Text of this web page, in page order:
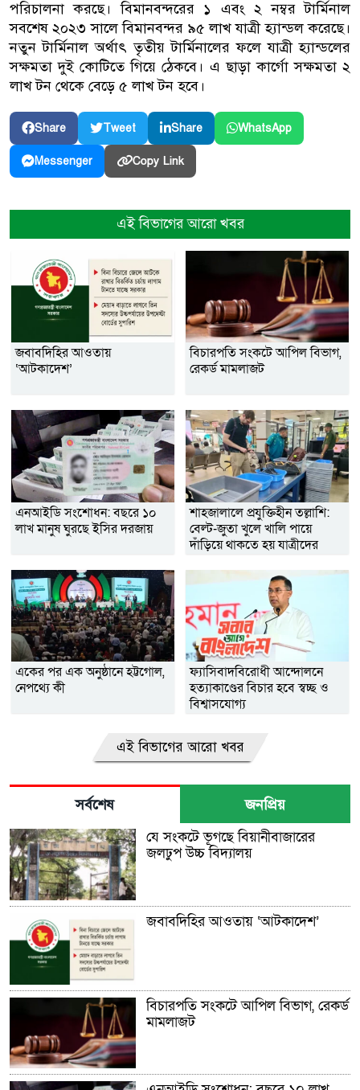
পরিচালনা করছে। বিমানবন্দরের ১ এবং ২ নম্বর টার্মিনাল
সবশেষ ২০২৩ সালে বিমানবন্দর ৯৫ লাখ যাত্রী হ্যান্ডল করেছে।
নতুন টার্মিনাল অর্থাৎ তৃতীয় টার্মিনালের ফলে যাত্রী হ্যান্ডলের
সক্ষমতা দুই কোটিতে গিয়ে ঠেকবে। এ ছাড়া কার্গো সক্ষমতা ২
লাখ টন থেকে বেড়ে ৫ লাখ টন হবে।
Share Tweet Share WhatsApp
Messenger Copy Link
এই বিভাগের আরো খবর
জবাবদিহির আওতায়
‘আটকাদেশ’
বিচারপতি সংকটে আপিল বিভাগ,
রেকর্ড মামলাজট
এনআইডি সংশোধন: বছরে ১০
লাখ মানুষ ঘুরছে ইসির দরজায়
শাহজালালে প্রযুক্তিহীন তল্লাশি:
বেল্ট-জুতা খুলে খালি পায়ে
দাঁড়িয়ে থাকতে হয় যাত্রীদের
একের পর এক অনুষ্ঠানে হট্টগোল,
নেপথ্যে কী
ফ্যাসিবাদবিরোধী আন্দোলনে
হত্যাকাণ্ডের বিচার হবে স্বচ্ছ ও
বিশ্বাসযোগ্য
এই বিভাগের আরো খবর
সর্বশেষ জনপ্রিয়
যে সংকটে ভূগছে বিয়ানীবাজারের
জলঢুপ উচ্চ বিদ্যালয়
জবাবদিহির আওতায় ‘আটকাদেশ’
বিচারপতি সংকটে আপিল বিভাগ, রেকর্ড
মামলাজট